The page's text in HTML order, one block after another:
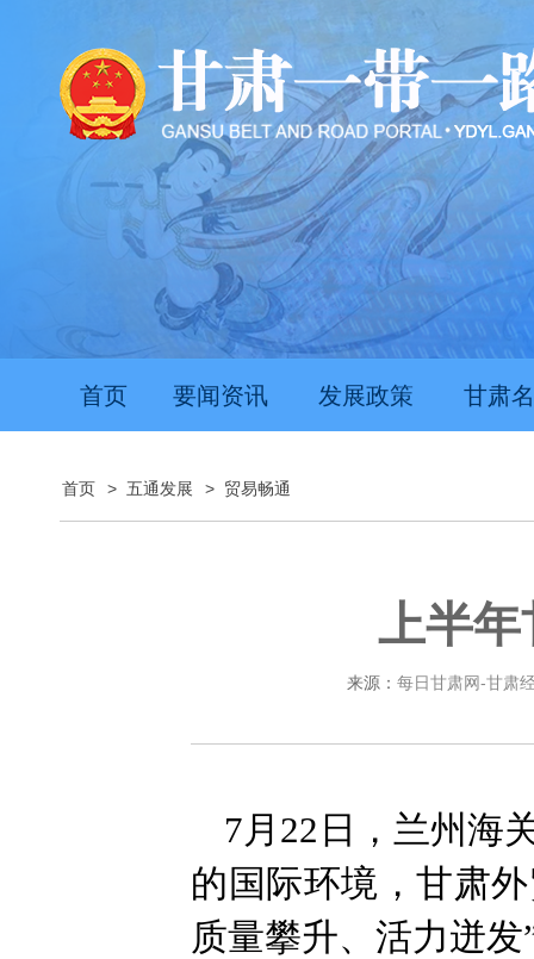
首页 要闻资讯 发展政策 甘肃
首页 > 五通发展 > 贸易畅通
上半年
来源： 每日甘肃网-甘肃
7月22日，兰州海
的国际环境，甘肃
质量攀升、活力迸